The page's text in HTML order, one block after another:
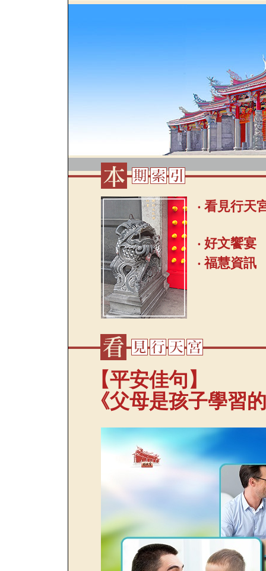
‧ 看見行天
‧ 好文饗宴
‧ 福慧資訊
【平安佳句】
《父母是孩子學習